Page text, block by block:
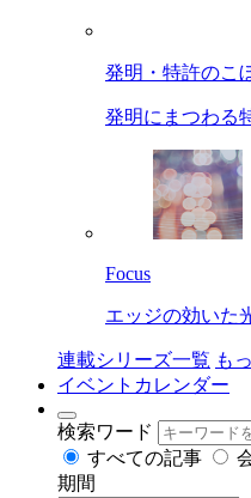
発明・特許のこ
発明にまつわる
Focus
エッジの効いた
連載シリーズ一覧 も
イベントカレンダー
検索ワード
すべての記事
期間